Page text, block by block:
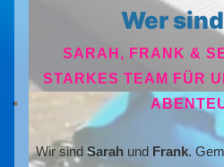
Wer
SARAH, FRANK &
STARKES TEAM FÜR
Wir sind Sarahund Frank.